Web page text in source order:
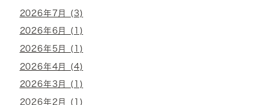
2026年7月 (3)
2026年6月 (1)
2026年5月 (1)
2026年4月 (4)
2026年3月 (1)
2026年2月 (1)